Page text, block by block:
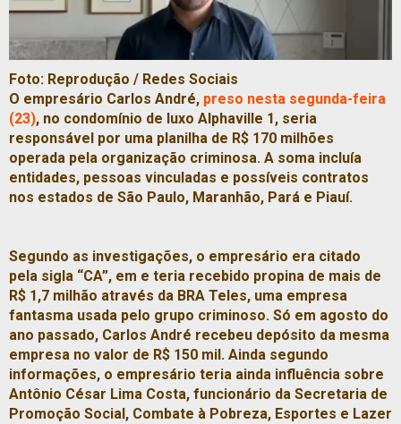
Foto: Reprodução / Redes Sociais
O empresário Carlos André, preso nesta segunda-feira
(23), no condomínio de luxo Alphaville 1, seria
responsável por uma planilha de R$ 170 milhões
operada pela organização criminosa. A soma incluía
entidades, pessoas vinculadas e possíveis contratos
nos estados de São Paulo, Maranhão, Pará e Piauí.
Segundo as investigações, o empresário era citado
pela sigla “CA”, em e teria recebido propina de mais de
R$ 1,7 milhão através da BRA Teles, uma empresa
fantasma usada pelo grupo criminoso. Só em agosto do
ano passado, Carlos André recebeu depósito da mesma
empresa no valor de R$ 150 mil. Ainda segundo
informações, o empresário teria ainda influência sobre
Antônio César Lima Costa, funcionário da Secretaria de
Promoção Social, Combate à Pobreza, Esportes e Lazer